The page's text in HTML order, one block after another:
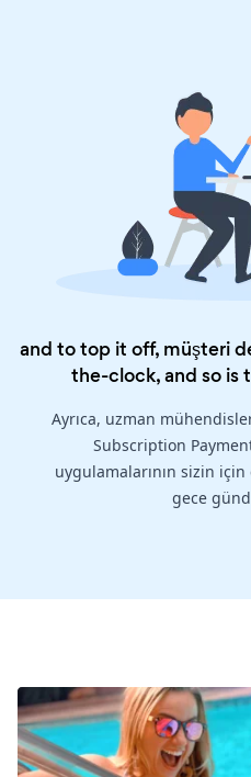
and to top it off, müşteri
the-clock, and so is
Ayrıca, uzman
Subscription
uygulamalarının sizin için
gece